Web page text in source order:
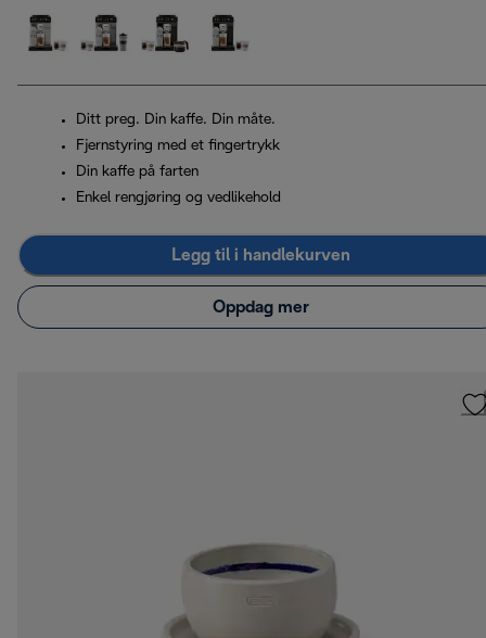
Ditt preg. Din kaffe. Din måte.
Fjernstyring med et fingertrykk
Din kaffe på farten
Enkel rengjøring og vedlikehold
Legg til i handlekurven
Oppdag mer